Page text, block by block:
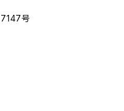
号